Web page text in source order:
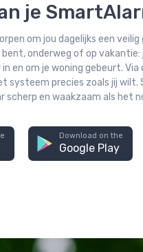
je
om jou dagelijks een
bent, onderweg of op
en om je woning gebeurt. Via
systeem precies zoals jij wilt.
scherp en waakzaam als het
Download on the
Google Play